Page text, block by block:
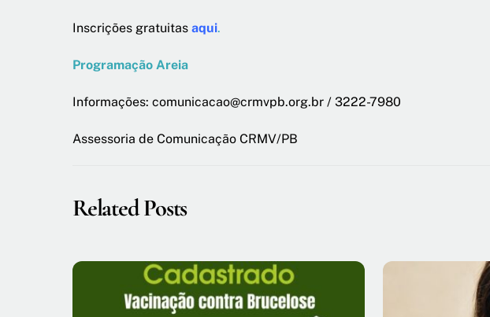
Inscrições gratuitas aqui.
Programação Areia
Informações: comunicacao@crmvpb.org.br / 3222-7980
Assessoria de Comunicação CRMV/PB
Related Posts